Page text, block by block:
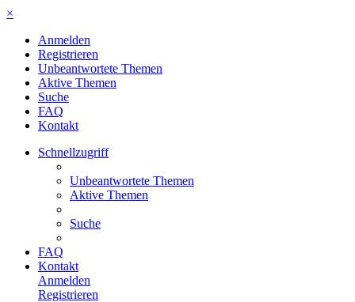
×
Anmelden
Registrieren
Unbeantwortete Themen
Aktive Themen
Suche
FAQ
Kontakt
Schnellzugriff
Unbeantwortete Themen
Aktive Themen
Suche
FAQ
Kontakt
Anmelden
Registrieren